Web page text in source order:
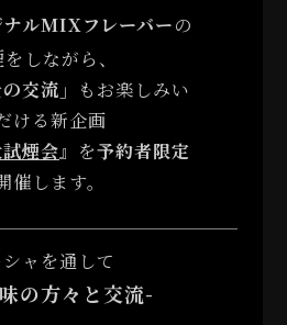
ルMIXフレーバーの
をしながら、
交流」
もお楽しみい
ける新企画
煙会』 を予約者限定
催します。
ャを通して
の方々と交流-